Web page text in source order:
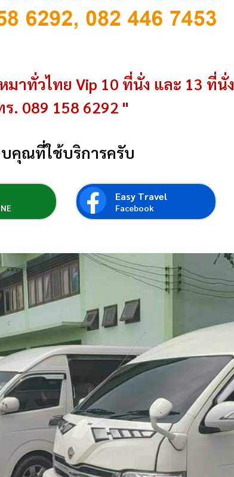
มาทั่วไทย Vip 10 ที่นั่ง และ 13 ที่นั่ง
ร. 089 158 6292 "
คุณที่ใช้บริการครับ
Easy Travel
Facebook